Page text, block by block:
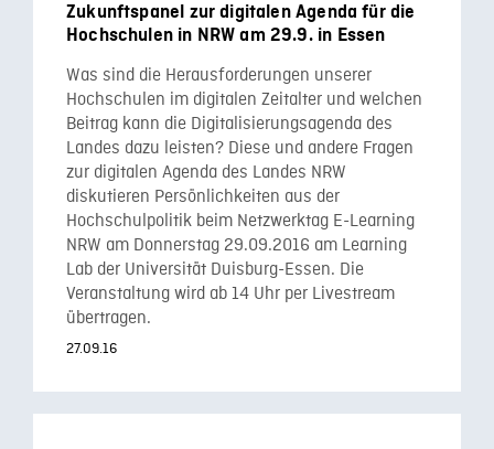
Zukunftspanel zur digitalen Agenda für die
Hochschulen in NRW am 29.9. in Essen
Was sind die Herausforderungen unserer
Hochschulen im digitalen Zeitalter und welchen
Beitrag kann die Digitalisierungsagenda des
Landes dazu leisten? Diese und andere Fragen
zur digitalen Agenda des Landes NRW
diskutieren Persönlichkeiten aus der
Hochschulpolitik beim Netzwerktag E-Learning
NRW am Donnerstag 29.09.2016 am Learning
Lab der Universität Duisburg-Essen. Die
Veranstaltung wird ab 14 Uhr per Livestream
übertragen.
27.09.16